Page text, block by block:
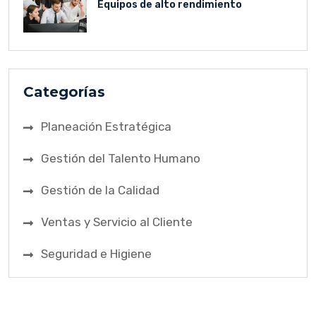
Equipos de alto rendimiento
Categorías
Planeación Estratégica
Gestión del Talento Humano
Gestión de la Calidad
Ventas y Servicio al Cliente
Seguridad e Higiene